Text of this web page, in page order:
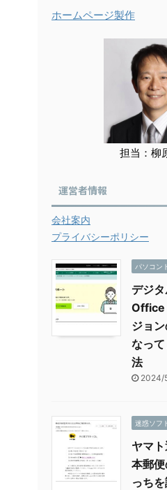
ホームページ製作
担当：柳
運営者情報
会社案内
プライバシーポリシー
パソコン
デジ
Office
ジョ
なっ
法
2024/
迷惑ソフ
ヤマ
本郵
っち